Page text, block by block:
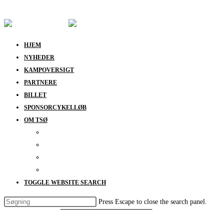
HJEM
NYHEDER
KAMPOVERSIGT
PARTNERE
BILLET
SPONSORCYKELLØB
OM TSØ
TOGGLE WEBSITE SEARCH
Press Escape to close the search panel.